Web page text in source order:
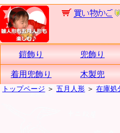
鎧飾り 兜飾り
着用兜飾り 木製兜
トップページ ＞五月人形 ＞在庫処